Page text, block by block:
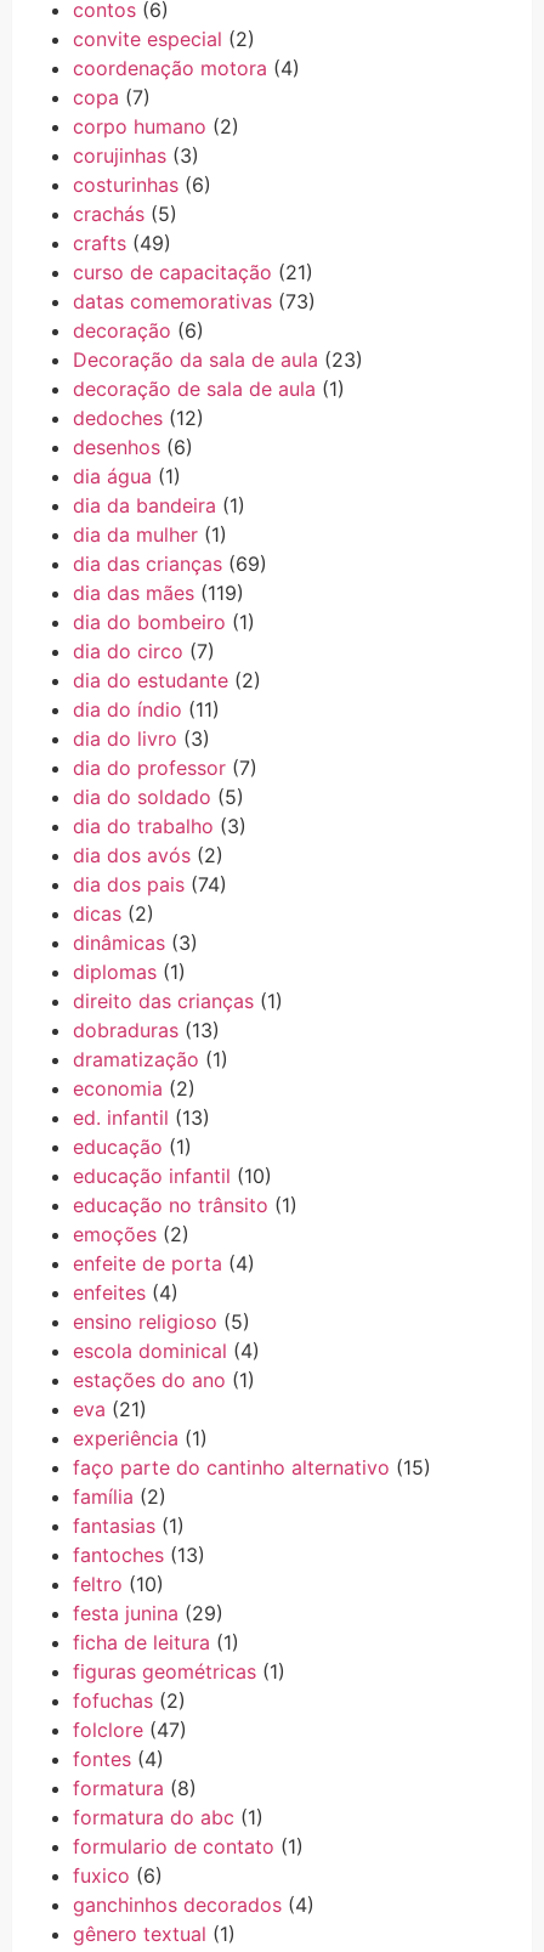
contos (6)
convite especial (2)
coordenação motora (4)
copa (7)
corpo humano (2)
corujinhas (3)
costurinhas (6)
crachás (5)
crafts (49)
curso de capacitação (21)
datas comemorativas (73)
decoração (6)
Decoração da sala de aula (23)
decoração de sala de aula (1)
dedoches (12)
desenhos (6)
dia água (1)
dia da bandeira (1)
dia da mulher (1)
dia das crianças (69)
dia das mães (119)
dia do bombeiro (1)
dia do circo (7)
dia do estudante (2)
dia do índio (11)
dia do livro (3)
dia do professor (7)
dia do soldado (5)
dia do trabalho (3)
dia dos avós (2)
dia dos pais (74)
dicas (2)
dinâmicas (3)
diplomas (1)
direito das crianças (1)
dobraduras (13)
dramatização (1)
economia (2)
ed. infantil (13)
educação (1)
educação infantil (10)
educação no trânsito (1)
emoções (2)
enfeite de porta (4)
enfeites (4)
ensino religioso (5)
escola dominical (4)
estações do ano (1)
eva (21)
experiência (1)
faço parte do cantinho alternativo (15)
família (2)
fantasias (1)
fantoches (13)
feltro (10)
festa junina (29)
ficha de leitura (1)
figuras geométricas (1)
fofuchas (2)
folclore (47)
fontes (4)
formatura (8)
formatura do abc (1)
formulario de contato (1)
fuxico (6)
ganchinhos decorados (4)
gênero textual (1)